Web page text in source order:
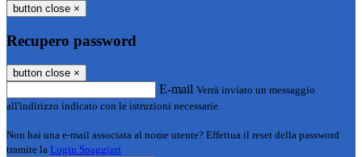
button close ×
Recupero password
button close ×
E-mail Verrà inviato un messaggio
all'indirizzo indicato con le istruzioni necessarie.
Non hai una e-mail associata al nome utente? Effettua il reset della password
tramite la Login Spaggiari